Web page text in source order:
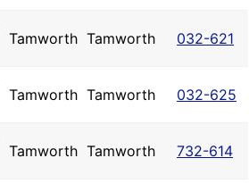
Tamworth Tamworth 032-621
Tamworth Tamworth 032-625
Tamworth Tamworth 732-614